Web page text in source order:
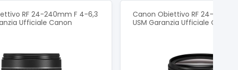
RF 24-240mm F 4-6,3
Ufficiale Canon
Canon Obiettivo RF 24-105mm
USM Garanzia Ufficiale Canon